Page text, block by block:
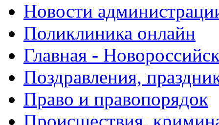
Новости
Поликлиника онлайн
Главная -
Поздравления,
Право и правопорядок